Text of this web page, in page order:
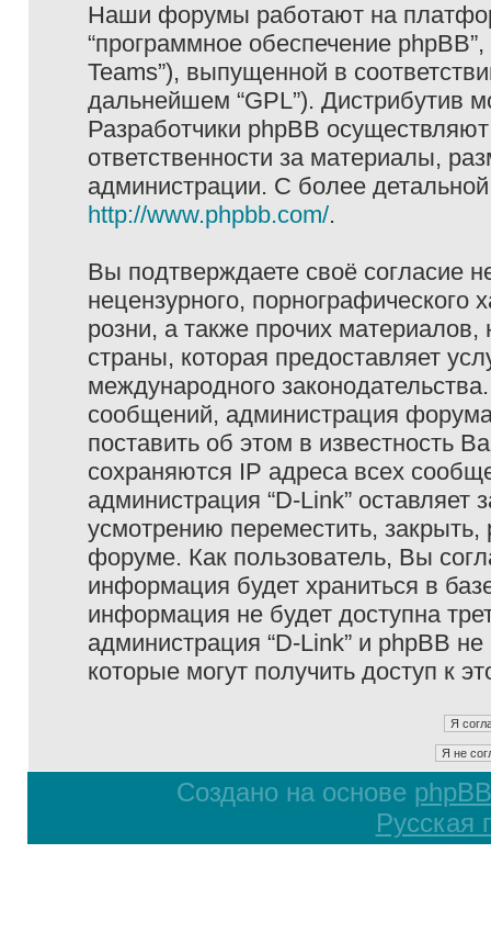
Наши форумы работают на
“программное обеспечение
Teams”), выпущенной в
дальнейшем “GPL”). Дистрибутив
Разработчики phpBB
ответственности за материалы,
администрации. С более
http://www.phpbb.com/.
Вы подтверждаете своё согласие
нецензурного, порнографического
розни, а также прочих
страны, которая предоставляет
международного
сообщений, администрация
поставить об этом в известность
сохраняются IP адреса всех
администрация “D-Link”
усмотрению переместить,
форуме. Как пользователь, Вы
информация будет храниться в
информация не будет доступна
администрация “D-Link” и phpBB
которые могут получить доступ к
Создано на основе phpBB
Русская